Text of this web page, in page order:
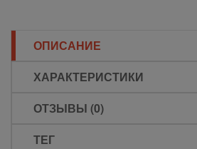
ОПИСАНИЕ
ХАРАКТЕРИСТИКИ
ОТЗЫВЫ (0)
ТЕГ